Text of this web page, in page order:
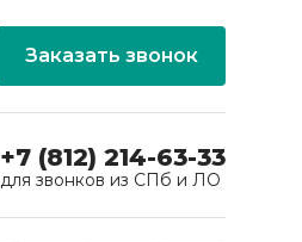
Заказать звонок
+7 (812) 214-63-33
для звонков из СПб и ЛО